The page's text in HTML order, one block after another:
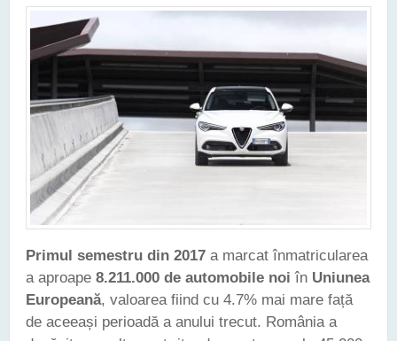
MAȘINI ELECTRICE ȘI HIBRID
CONTACT
Primul semestru din 2017 a marcat înmatricularea
a aproape 8.211.000 de automobile noi în Uniunea
Europeană, valoarea fiind cu 4.7% mai mare față
de aceeași perioadă a anului trecut. România a